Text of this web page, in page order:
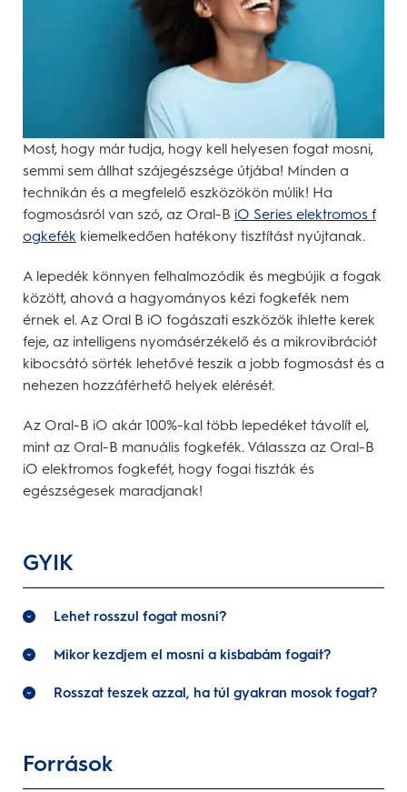
Most, hogy már tudja, hogy kell helyesen fogat mosni,
semmi sem állhat szájegészsége útjába! Minden a
technikán és a megfelelő eszközökön múlik! Ha
fogmosásról van szó, az Oral-B iO Series elektromos f
ogkefék kiemelkedően hatékony tisztítást nyújtanak.
A lepedék könnyen felhalmozódik és megbújik a fogak
között, ahová a hagyományos kézi fogkefék nem
érnek el. Az Oral B iO fogászati eszközök ihlette kerek
feje, az intelligens nyomásérzékelő és a mikrovibrációt
kibocsátó sörték lehetővé teszik a jobb fogmosást és a
nehezen hozzáférhető helyek elérését.
Az Oral-B iO akár 100%-kal több lepedéket távolít el,
mint az Oral-B manuális fogkefék. Válassza az Oral-B
iO elektromos fogkefét, hogy fogai tiszták és
egészségesek maradjanak!
GYIK
Lehet rosszul fogat mosni?
Mikor kezdjem el mosni a kisbabám fogait?
Rosszat teszek azzal, ha túl gyakran mosok fogat?
Források